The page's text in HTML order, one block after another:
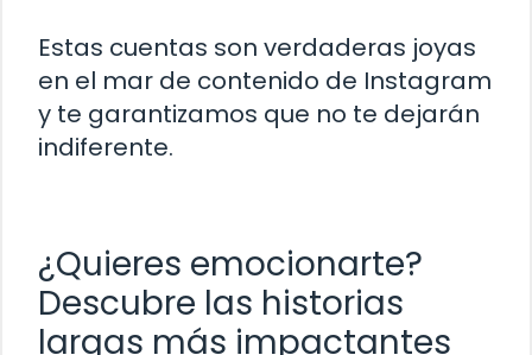
Estas cuentas son verdaderas joyas
en el mar de contenido de Instagram
y te garantizamos que no te dejarán
indiferente.
¿Quieres emocionarte?
Descubre las historias
largas más impactantes